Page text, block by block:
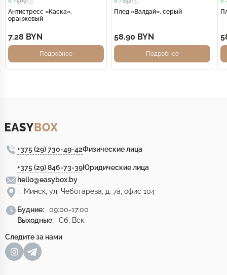
Антистресс «Каска»,
оранжевый
7.28 BYN
Подробнее
Плед «Валдай», серый
58.90 BYN
Подробнее
+375 (29) 730-49-42Физические лица
+375 (29) 846-73-39Юридические лица
hello@easybox.by
г. Минск, ул. Чеботарева, д. 7а, офис 104
Будние:
09:00-17:00
Выходные:
Сб, Вск.
Следите за нами